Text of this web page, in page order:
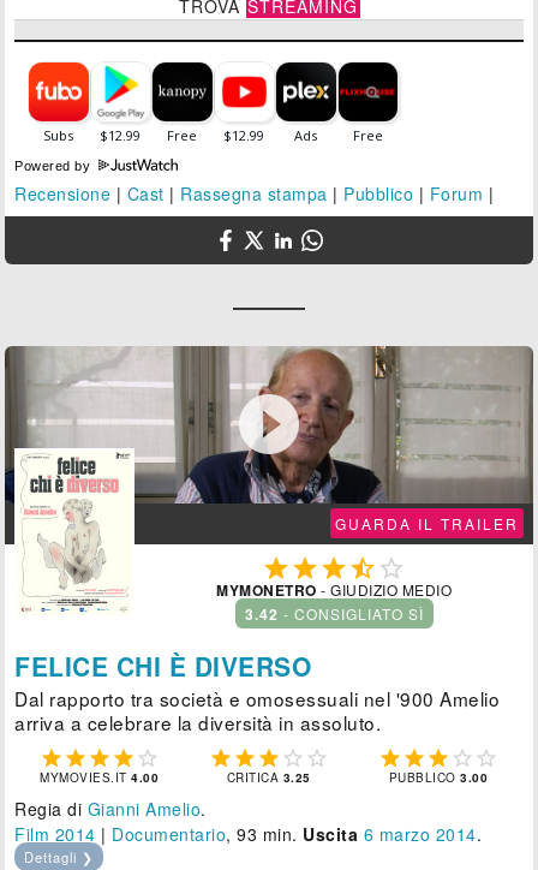
TROVA STREAMING
Powered by
Recensione | Cast | Rassegna stampa | Pubblico | Forum |

GUARDA IL TRAILER
 
MYMONETRO - GIUDIZIO MEDIO
3.42 - CONSIGLIATO SÌ
FELICE CHI È DIVERSO
Dal rapporto tra società e omosessuali nel '900 Amelio
arriva a celebrare la diversità in assoluto.
    
MYMOVIES.IT4.00
    
CRITICA 3.25
    
PUBBLICO3.00
Regia di Gianni Amelio.
Film 2014 | Documentario, 93 min. Uscita 6 marzo 2014.
Dettagli ❯